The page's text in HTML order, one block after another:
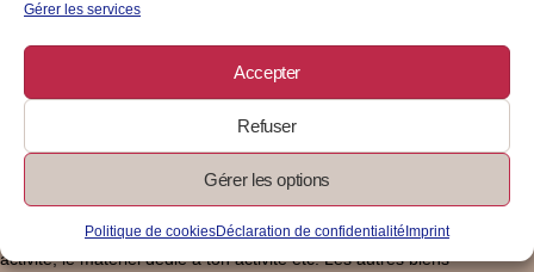
Gérer les services
Accepter
Refuser
Gérer les options
Politique de cookiesDéclaration de confidentialité Imprint
notaire et publiée pour être opposable aux créanciers. Cela te permet
as contracté des dettes avant le 14 février 2022, ta résidence
principale reste exposée. Il est donc fortement recommandé de
réaliser une déclaration d’insaisissabilité auprès d’un notaire pour
protéger ces créances plus anciennes. Seuls les biens affectés à
l’activité professionnelle peuvent être saisis :Par défaut, tous les biens
utilisés dans le cadre de ton activité professionnelle peuvent être saisis
par les créanciers. Par exemple, le véhicule que tu utilises pour ton
activité, le matériel dédié à ton activité etc. Les autres biens